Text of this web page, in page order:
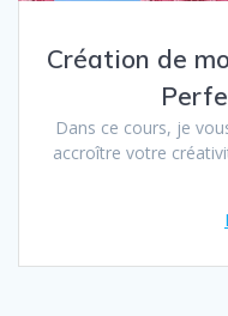
Création de
Dans ce cours, je
accroître votre